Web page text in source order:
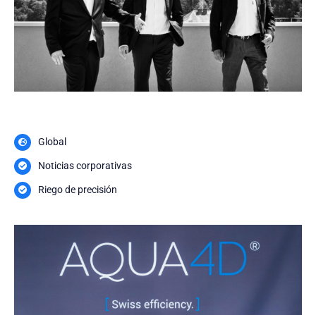
Global
Noticias corporativas
Riego de precisión